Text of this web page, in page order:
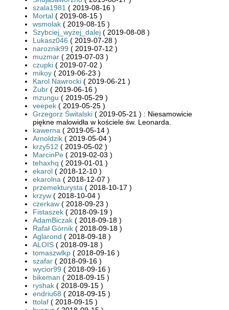
szala1981 ( 2019-08-16 )
Mortal ( 2019-08-15 )
wsmolak ( 2019-08-15 )
Szybciej_wyżej_dalej ( 2019-08-08 )
Lukasz046 ( 2019-07-28 )
naroznik99 ( 2019-07-12 )
muzmar ( 2019-07-03 )
czupki ( 2019-07-02 )
mikoy ( 2019-06-23 )
Karol Nawrocki ( 2019-06-21 )
Żubr ( 2019-06-16 )
mzungu ( 2019-05-29 )
veepek ( 2019-05-25 )
Grzegorz Świtalski ( 2019-05-21 ) : Niesamowicie
piękne malowidła w kościele św. Leonarda.
kawerna ( 2019-05-14 )
Arnoldzik ( 2019-05-04 )
krzy512 ( 2019-05-02 )
MarcinPe ( 2019-02-03 )
tehaxhq ( 2019-01-01 )
ekarol ( 2018-12-10 )
ekarolna ( 2018-12-07 )
przemekturysta ( 2018-10-17 )
krzyw ( 2018-10-04 )
czerkaw ( 2018-09-23 )
Fistaszek ( 2018-09-19 )
AdamBiczak ( 2018-09-18 )
Rafał Górnik ( 2018-09-18 )
Aglarond ( 2018-09-18 )
ALOIS ( 2018-09-18 )
tomaszwlkp ( 2018-09-16 )
szafar ( 2018-09-16 )
wycior99 ( 2018-09-16 )
bikeman ( 2018-09-15 )
ryshak ( 2018-09-15 )
endriu68 ( 2018-09-15 )
ttolaf ( 2018-09-15 )